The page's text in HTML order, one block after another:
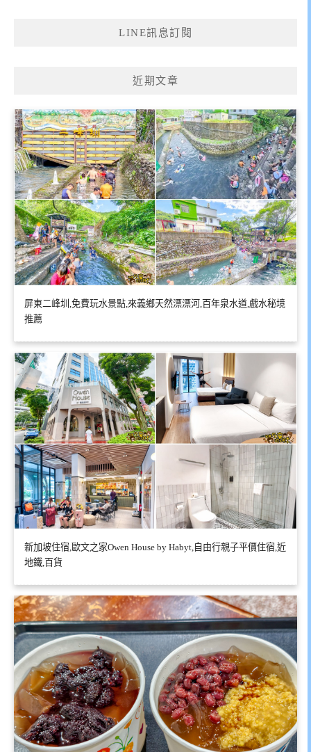
LINE訊息訂閱
近期文章
屏東二峰圳,免費玩水景點,來義鄉天然漂漂河,百年泉水道,戲水秘境
推薦
新加坡住宿,歐文之家Owen House by Habyt,自由行親子平價住宿,近
地鐵,百貨